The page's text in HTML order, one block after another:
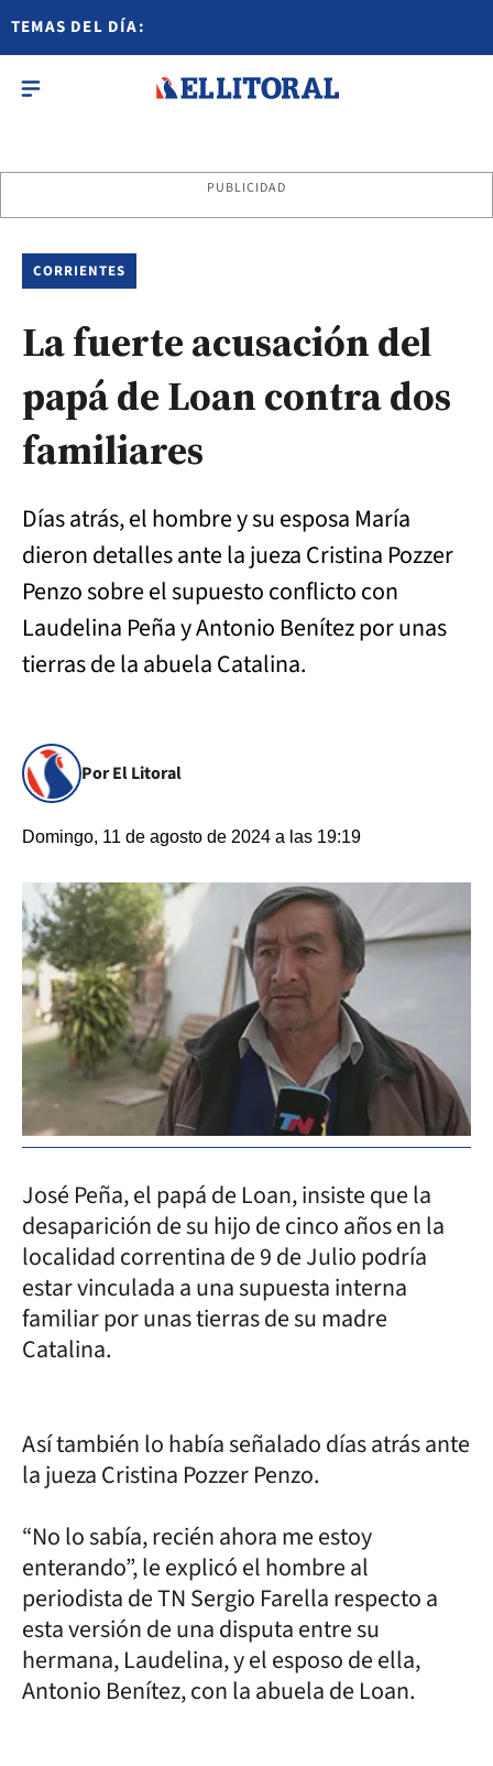
TEMAS DEL DÍA:
PUBLICIDAD
CORRIENTES
La fuerte acusación del
papá de Loan contra dos
familiares
Días atrás, el hombre y su esposa María
dieron detalles ante la jueza Cristina Pozzer
Penzo sobre el supuesto conflicto con
Laudelina Peña y Antonio Benítez por unas
tierras de la abuela Catalina.
Por El Litoral
Domingo, 11 de agosto de 2024 a las 19:19
José Peña, el papá de Loan, insiste que la
desaparición de su hijo de cinco años en la
localidad correntina de 9 de Julio podría
estar vinculada a una supuesta interna
familiar por unas tierras de su madre
Catalina.
Así también lo había señalado días atrás ante
la jueza Cristina Pozzer Penzo.
“No lo sabía, recién ahora me estoy
enterando”, le explicó el hombre al
periodista de TN Sergio Farella respecto a
esta versión de una disputa entre su
hermana, Laudelina, y el esposo de ella,
Antonio Benítez, con la abuela de Loan.